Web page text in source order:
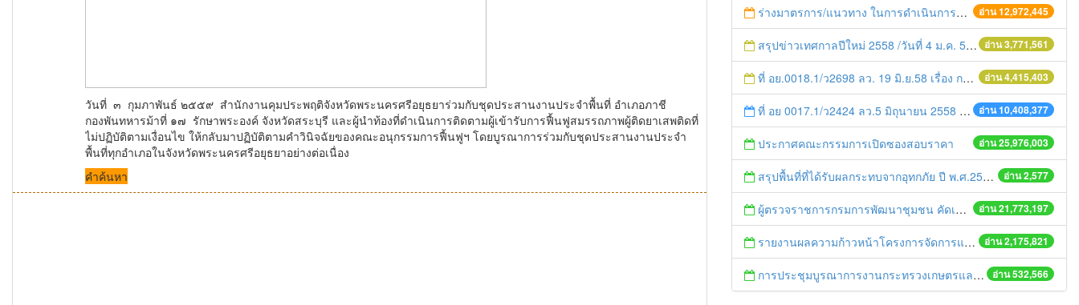
วันที่ ๓ กุมภาพันธ์ ๒๕๕๙ สำนักงานคุมประพฤติจังหวัดพระนครศรีอยุธยาร่วมกับชุดประสานงานประจำพื้นที่ อำเภอภาชี
กองพันทหารม้าที่ ๑๗ รักษาพระองค์ จังหวัดสระบุรี และผู้นำท้องที่ดำเนินการติดตามผู้เข้ารับการฟื้นฟูสมรรถภาพผู้ติดยาเสพติดที่
ไม่ปฏิบัติตามเงื่อนไข ให้กลับมาปฏิบัติตามคำวินิจฉัยของคณะอนุกรรมการฟื้นฟูฯ โดยบูรณาการร่วมกับชุดประสานงานประจำ
พื้นที่ทุกอำเภอในจังหวัดพระนครศรีอยุธยาอย่างต่อเนื่อง
คำค้นหา
อ่าน 12,972,445
ร่างมาตรการ/แนวทาง ในการดำเนินการประกอบการตรวจราชการแบบบูรณาการ
อ่าน 3,771,561
สรุปข่าวเทศกาลปีใหม่ 2558 /วันที่ 4 ม.ค. 58
อ่าน 4,415,403
ที่ อย.0018.1/ว2698 ลว. 19 มิ.ย.58 เรื่อง การแก้ไขปัญหาหนี้สินให้แก่เกษตรกร
อ่าน 10,408,377
ที่ อย 0017.1/ว2424 ลว.5 มิถุนายน 2558 เรื่อง แจ้งกำหนดตรวจประเมินและให้คะแนนหน่วยงานที่สมัครเข้าร่วมโครงการพัฒนาหน่วยงานต้นแบบในการจัดตั้งศูนย์ข้อมูลข่าวสารของราชการฯ ประจำปีงบประมาณ พ.ศ. 2558
อ่าน 25,976,003
ประกาศคณะกรรมการเปิดซองสอบราคา
อ่าน 2,577
สรุปพื้นที่ที่ได้รับผลกระทบจากอุทกภัย ปี พ.ศ.2556 วันที่ 9 ต.ค.56
อ่าน 21,773,197
ผู้ตรวจราชการกรมการพัฒนาชุมชน คัดเลือกข้าราชการและลูกจ้างดีเด่น และหน่วยงานพัฒนาชุมชนใสสะอาด ประจำปี ๒๕๕๔
อ่าน 2,175,821
รายงานผลความก้าวหน้าโครงการจัดการแก้ไขปัญหาขยะ สัปดาห์ที่ 9/2558
อ่าน 532,566
การประชุมบูรณาการงานกระทรวงเกษตรและสหกรณ์สู่การปฏิบัติในระดับพื้นที่ ครั้งที่1/2558